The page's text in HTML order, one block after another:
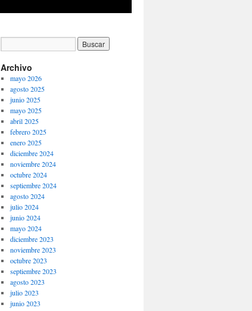
Archivo
mayo 2026
agosto 2025
junio 2025
mayo 2025
abril 2025
febrero 2025
enero 2025
diciembre 2024
noviembre 2024
octubre 2024
septiembre 2024
agosto 2024
julio 2024
junio 2024
mayo 2024
diciembre 2023
noviembre 2023
octubre 2023
septiembre 2023
agosto 2023
julio 2023
junio 2023